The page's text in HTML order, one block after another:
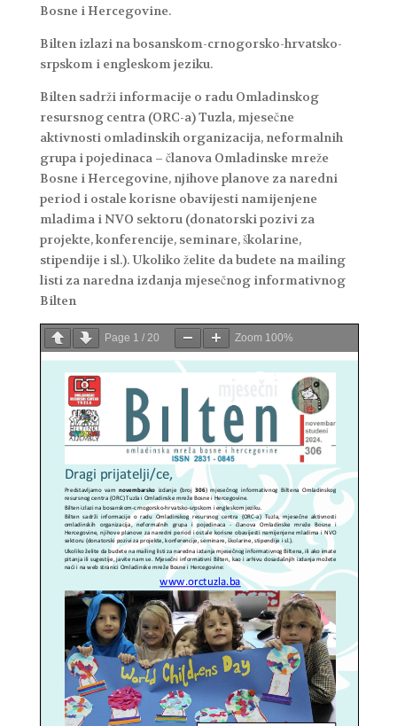
Bosne i Hercegovine.
Bilten izlazi na bosanskom-crnogorsko-hrvatsko-
srpskom i engleskom jeziku.
Bilten sadrži informacije o radu Omladinskog
resursnog centra (ORC-a) Tuzla, mjesečne
aktivnosti omladinskih organizacija, neformalnih
grupa i pojedinaca – članova Omladinske mreže
Bosne i Hercegovine, njihove planove za naredni
period i ostale korisne obavijesti namijenjene
mladima i NVO sektoru (donatorski pozivi za
projekte, konferencije, seminare, školarine,
stipendije i sl.). Ukoliko želite da budete na mailing
listi za naredna izdanja mjesečnog informativnog
Bilten
Page 1 / 20 Zoom 100%